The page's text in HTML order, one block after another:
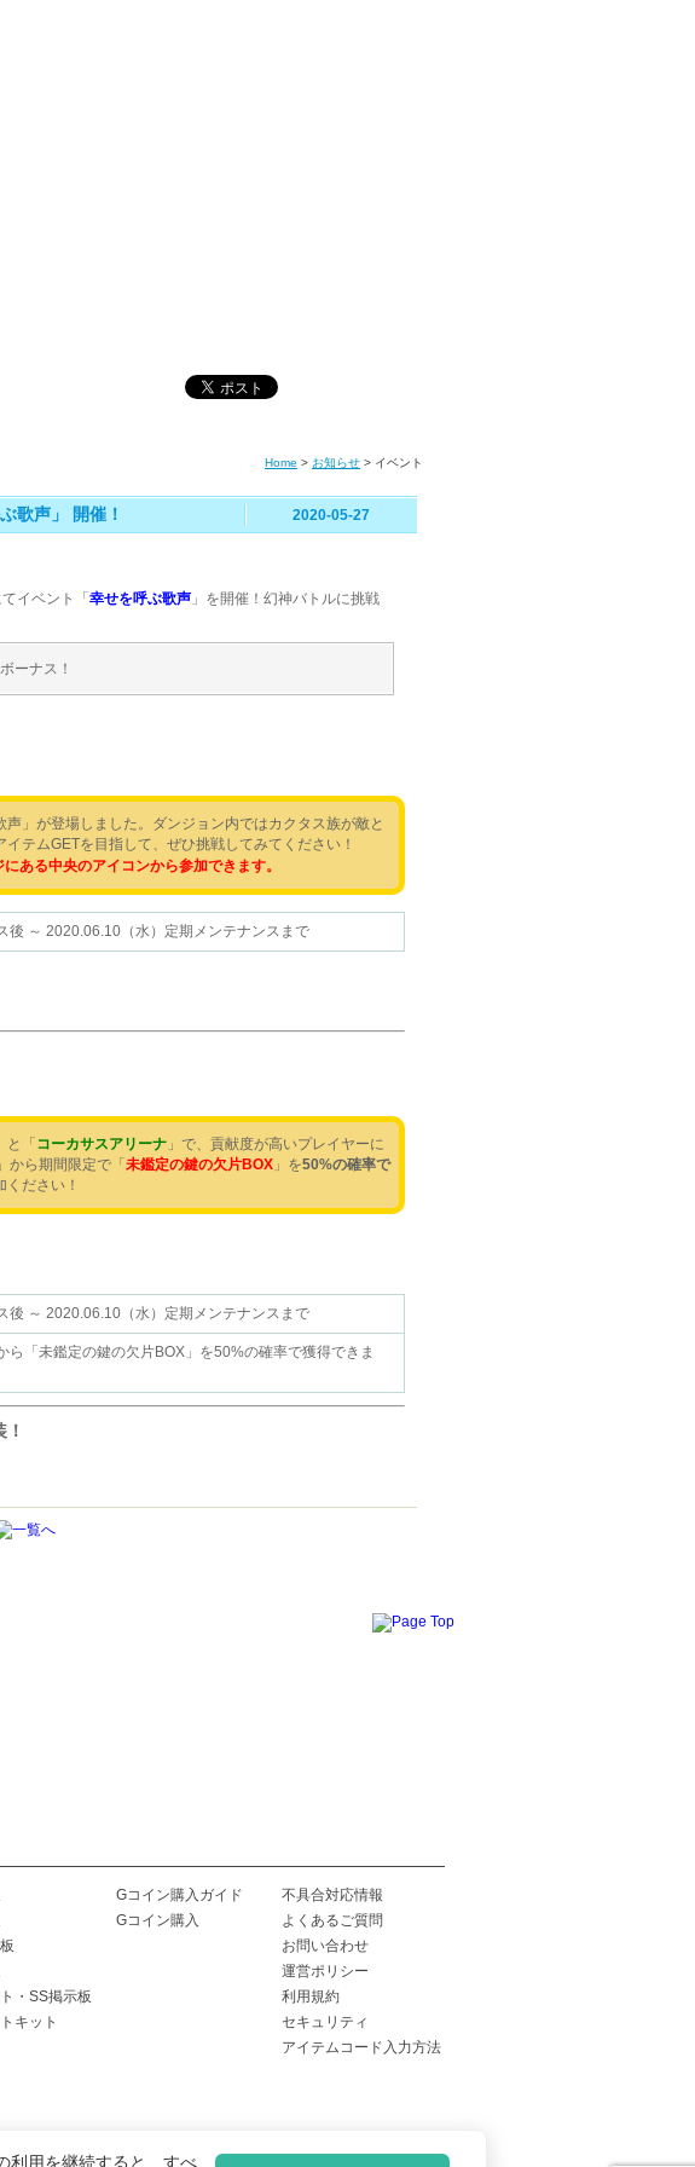
利用を継続すると、すべ
Home > お知らせ > イベント
歌声」 開催！ 2020-05-27
イベント「 幸せを呼ぶ歌声」を開催！幻神バトルに挑戦
ーナス！
」が登場しました。ダンジョン内ではカクタス族が敵と
テムGETを目指して、ぜひ挑戦してみてください！
ある中央のアイコンから参加できます。
後 ～ 2020.06.10（水）定期メンテナンスまで
と「 コーカサスアリーナ」で、貢献度が高いプレイヤーに
から期間限定で「 未鑑定の鍵の欠片BOX」を50%の確率で
ださい！
後 ～ 2020.06.10（水）定期メンテナンスまで
ら「未鑑定の鍵の欠片BOX」を50%の確率で獲得できま
・SS掲示板
キット
Gコイン購入ガイド
Gコイン購入
不具合対応情報
よくあるご質問
お問い合わせ
運営ポリシー
利用規約
セキュリティ
アイテムコード入力方法